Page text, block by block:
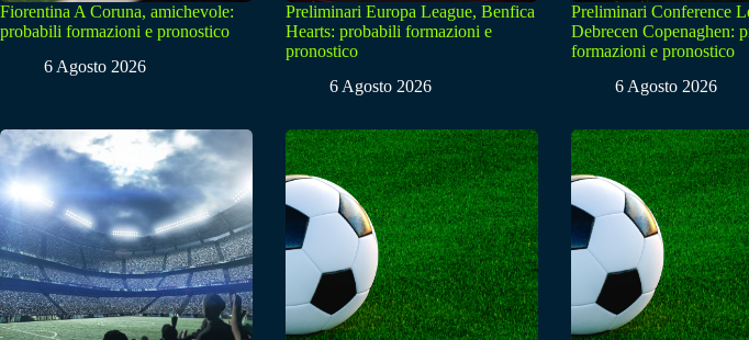
Fiorentina A Coruna, amichevole:
probabili formazioni e pronostico
6 Agosto 2026
Preliminari Europa League, Benfica
Hearts: probabili formazioni e
pronostico
6 Agosto 2026
Preliminari Conference
Debrecen Copenaghen:
formazioni e pronostico
6 Agosto 2026